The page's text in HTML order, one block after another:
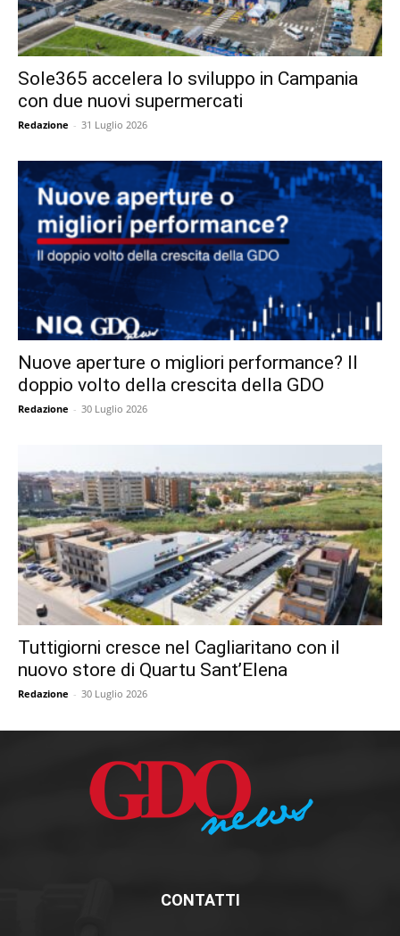
Sole365 accelera lo sviluppo in Campania
con due nuovi supermercati
Redazione - 31 Luglio 2026
Nuove aperture o migliori performance? Il
doppio volto della crescita della GDO
Redazione - 30 Luglio 2026
Tuttigiorni cresce nel Cagliaritano con il
nuovo store di Quartu Sant’Elena
Redazione - 30 Luglio 2026
CONTATTI